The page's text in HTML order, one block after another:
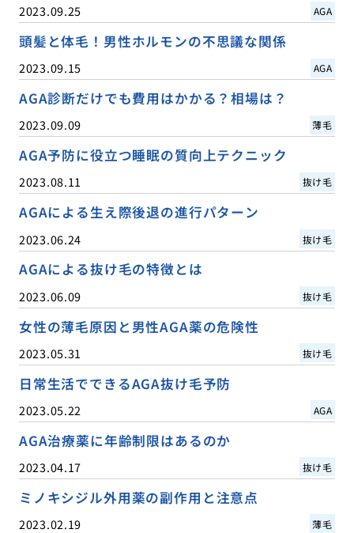
2023.09.25 AGA
頭髪と体毛！男性ホルモンの不思議な関係
2023.09.15 AGA
AGA診断だけでも費用はかかる？相場は？
2023.09.09 薄毛
AGA予防に役立つ睡眠の質向上テクニック
2023.08.11 抜け毛
AGAによる生え際後退の進行パターン
2023.06.24 抜け毛
AGAによる抜け毛の特徴とは
2023.06.09 抜け毛
女性の薄毛原因と男性AGA薬の危険性
2023.05.31 抜け毛
日常生活でできるAGA抜け毛予防
2023.05.22 AGA
AGA治療薬に年齢制限はあるのか
2023.04.17 抜け毛
ミノキシジル外用薬の副作用と注意点
2023.02.19 薄毛